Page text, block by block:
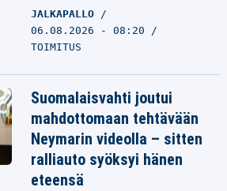
JALKAPALLO
06.08.2026 - 08:20
TOIMITUS
Suomalaisvahti joutui
mahdottomaan tehtävään
Neymarin videolla – sitten
ralliauto syöksyi hänen
eteensä